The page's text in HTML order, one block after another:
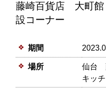
藤崎百貨店 大町
設コーナー
期間
場所
仙台
キッ